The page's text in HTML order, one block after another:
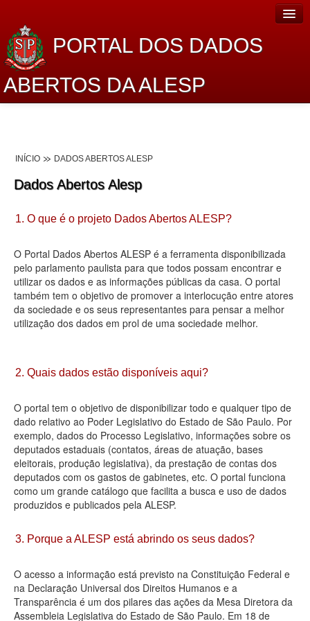
PORTAL DOS DADOS
ABERTOS DA ALESP
Lei de Acesso à Informação
Dados Governamentais Abertos
Planejamento
Catálogo de dados
Processo Legislativo
Deputados Estaduais
Agenda
Perguntas frequentes
Contato
INÍCIO DADOS ABERTOS ALESP
Dados Abertos Alesp
1. O que é o projeto Dados Abertos ALESP?
O Portal Dados Abertos ALESP é a ferramenta disponibilizada
pelo parlamento paulista para que todos possam encontrar e
utilizar os dados e as informações públicas da casa. O portal
também tem o objetivo de promover a interlocução entre atores
da sociedade e os seus representantes para pensar a melhor
utilização dos dados em prol de uma sociedade melhor.
2. Quais dados estão disponíveis aqui?
O portal tem o objetivo de disponibilizar todo e qualquer tipo de
dado relativo ao Poder Legislativo do Estado de São Paulo. Por
exemplo, dados do Processo Legislativo, informações sobre os
deputados estaduais (contatos, áreas de atuação, bases
eleitorais, produção legislativa), da prestação de contas dos
deputados com os gastos de gabinetes, etc. O portal funciona
como um grande catálogo que facilita a busca e uso de dados
produzidos e publicados pela ALESP.
3. Porque a ALESP está abrindo os seus dados?
O acesso a informação está previsto na Constituição Federal e
na Declaração Universal dos Direitos Humanos e a
Transparência é um dos pilares das ações da Mesa Diretora da
Assembleia Legislativa do Estado de São Paulo. Em 18 de